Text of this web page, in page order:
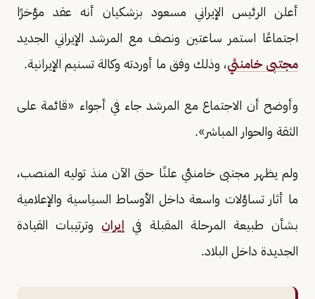
أعلن الرئيس الإيراني مسعود بزشكيان أنه عقد مؤخرًا
اجتماعًا استمر ساعتين ونصف مع المرشد الإيراني الجديد
مجتبى خامنئي، وذلك وفق ما أوردته وكالة تسنيم الإيرانية.
وأوضح أن الاجتماع مع المرشد جاء في أجواء «قائمة على
الثقة والحوار المباشر».
ولم يظهر مجتبى خامنئي علنًا حتى الآن منذ توليه المنصب،
ما أثار تساؤلات واسعة داخل الأوساط السياسية والإعلامية
بشأن طبيعة المرحلة المقبلة في إيران وترتيبات القيادة
الجديدة داخل البلاد.